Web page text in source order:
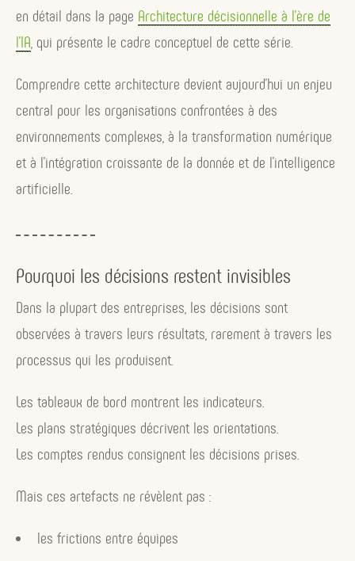
en détail dans la page Architecture décisionnelle à l’ère de
l’IA, qui présente le cadre conceptuel de cette série.
Comprendre cette architecture devient aujourd’hui un enjeu
central pour les organisations confrontées à des
environnements complexes, à la transformation numérique
et à l’intégration croissante de la donnée et de l’intelligence
artificielle.
Pourquoi les décisions restent invisibles
Dans la plupart des entreprises, les décisions sont
observées à travers leurs résultats, rarement à travers les
processus qui les produisent.
Les tableaux de bord montrent les indicateurs.
Les plans stratégiques décrivent les orientations.
Les comptes rendus consignent les décisions prises.
Mais ces artefacts ne révèlent pas :
les frictions entre équipes